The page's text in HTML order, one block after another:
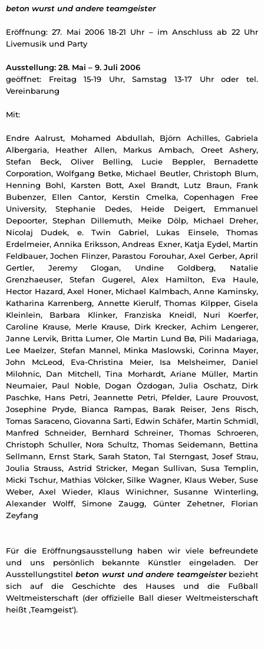
beton wurst und andere teamgeister
Eröffnung: 27. Mai 2006 18-21 Uhr – im Anschluss ab 22 Uhr
Livemusik und Party
Ausstellung: 28. Mai – 9. Juli 2006
geöffnet: Freitag 15-19 Uhr, Samstag 13-17 Uhr oder tel.
Vereinbarung
Mit:
Endre Aalrust, Mohamed Abdullah, Björn Achilles, Gabriela
Albergaria, Heather Allen, Markus Ambach, Oreet Ashery,
Stefan Beck, Oliver Belling, Lucie Beppler, Bernadette
Corporation, Wolfgang Betke, Michael Beutler, Christoph Blum,
Henning Bohl, Karsten Bott, Axel Brandt, Lutz Braun, Frank
Bubenzer, Ellen Cantor, Kerstin Cmelka, Copenhagen Free
University, Stephanie Dedes, Heide Deigert, Emmanuel
Depoorter, Stephan Dillemuth, Meike Dölp, Michael Dreher,
Nicolaj Dudek, e. Twin Gabriel, Lukas Einsele, Thomas
Erdelmeier, Annika Eriksson, Andreas Exner, Katja Eydel, Martin
Feldbauer, Jochen Flinzer, Parastou Forouhar, Axel Gerber, April
Gertler, Jeremy Glogan, Undine Goldberg, Natalie
Grenzhaeuser, Stefan Gugerel, Alex Hamilton, Eva Haule,
Hector Hazard, Axel Honer, Michael Kalmbach, Anne Kaminsky,
Katharina Karrenberg, Annette Kierulf, Thomas Kilpper, Gisela
Kleinlein, Barbara Klinker, Franziska Kneidl, Nuri Koerfer,
Caroline Krause, Merle Krause, Dirk Krecker, Achim Lengerer,
Janne Lervik, Britta Lumer, Ole Martin Lund Bø, Pili Madariaga,
Lee Maelzer, Stefan Mannel, Minka Maslowski, Corinna Mayer,
John McLeod, Eva-Christina Meier, Isa Melsheimer, Daniel
Milohnic, Dan Mitchell, Tina Morhardt, Ariane Müller, Martin
Neumaier, Paul Noble, Dogan Özdogan, Julia Oschatz, Dirk
Paschke, Hans Petri, Jeannette Petri, Pfelder, Laure Prouvost,
Josephine Pryde, Bianca Rampas, Barak Reiser, Jens Risch,
Tomas Saraceno, Giovanna Sarti, Edwin Schäfer, Martin Schmidl,
Manfred Schneider, Bernhard Schreiner, Thomas Schroeren,
Christoph Schuller, Nora Schultz, Thomas Seidemann, Bettina
Sellmann, Ernst Stark, Sarah Staton, Tal Sterngast, Josef Strau,
Joulia Strauss, Astrid Stricker, Megan Sullivan, Susa Templin,
Micki Tschur, Mathias Völcker, Silke Wagner, Klaus Weber, Suse
Weber, Axel Wieder, Klaus Winichner, Susanne Winterling,
Alexander Wolff, Simone Zaugg, Günter Zehetner, Florian
Zeyfang
Für die Eröffnungsausstellung haben wir viele befreundete
und uns persönlich bekannte Künstler eingeladen. Der
Ausstellungstitelbeton wurst und andere teamgeisterbezieht
sich auf die Geschichte des Hauses und die Fußball
Weltmeisterschaft (der offizielle Ball dieser Weltmeisterschaft
heißt ‚Teamgeist‘).